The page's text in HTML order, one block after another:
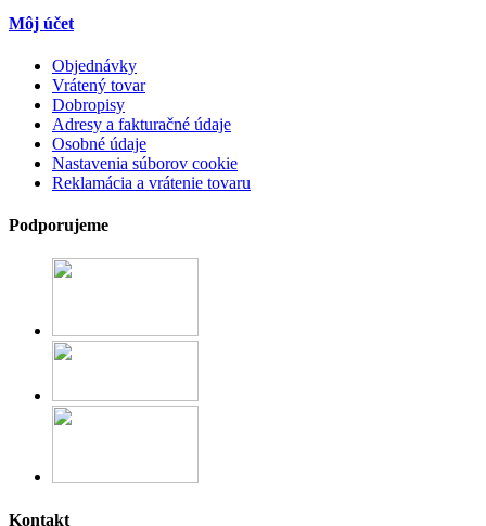
Môj účet
Objednávky
Vrátený tovar
Dobropisy
Adresy a fakturačné údaje
Osobné údaje
Nastavenia súborov cookie
Reklamácia a vrátenie tovaru
Podporujeme
Kontakt